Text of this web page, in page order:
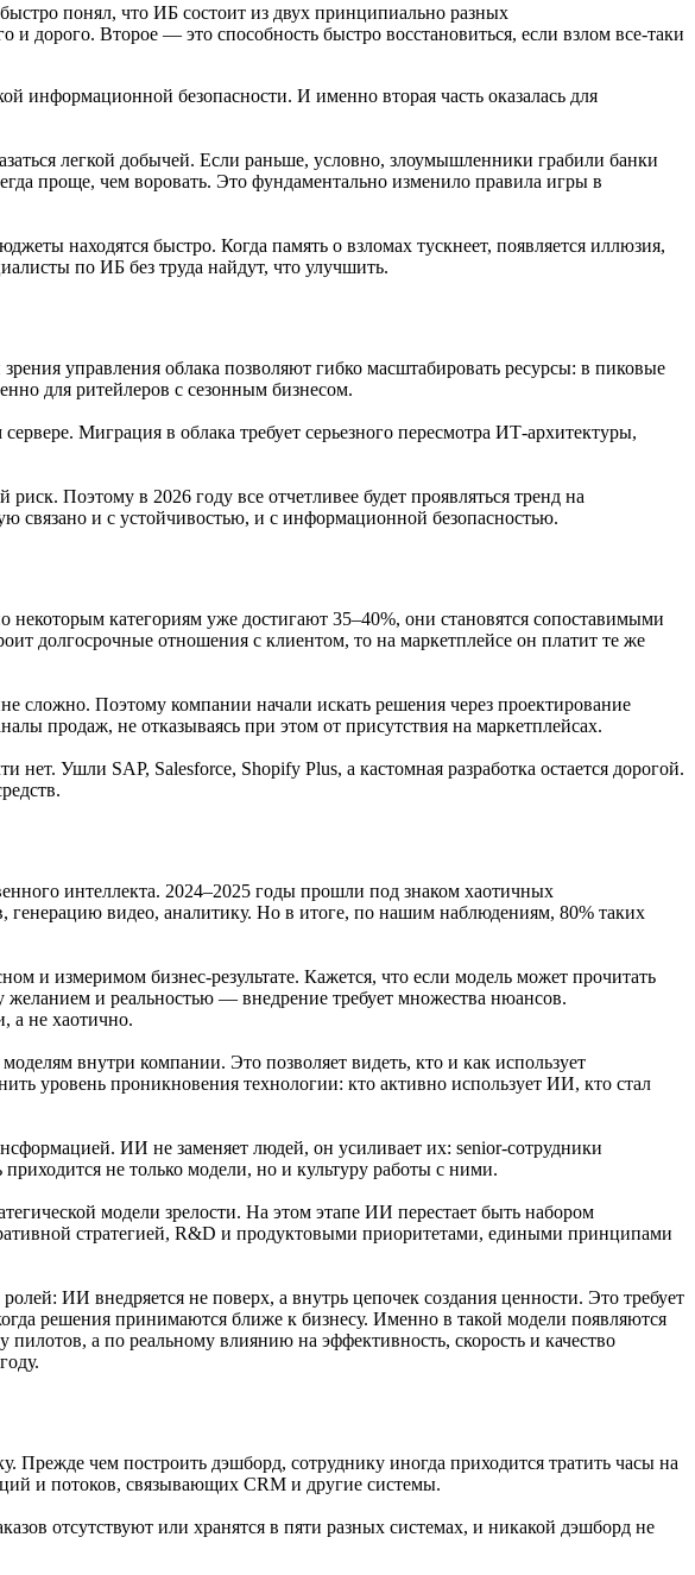
понял, что ИБ состоит из двух принципиально разных
дорого. Второе — это способность быстро восстановиться, если взлом все-таки
информационной безопасности. И именно вторая часть оказалась для
легкой добычей. Если раньше, условно, злоумышленники грабили банки
проще, чем воровать. Это фундаментально изменило правила игры в
находятся быстро. Когда память о взломах тускнеет, появляется иллюзия,
по ИБ без труда найдут, что улучшить.
управления облака позволяют гибко масштабировать ресурсы: в пиковые
для ритейлеров с сезонным бизнесом.
Миграция в облака требует серьезного пересмотра ИТ-архитектуры,
Поэтому в 2026 году все отчетливее будет проявляться тренд на
связано и с устойчивостью, и с информационной безопасностью.
некоторым категориям уже достигают 35–40%, они становятся сопоставимыми
долгосрочные отношения с клиентом, то на маркетплейсе он платит те же
сложно. Поэтому компании начали искать решения через проектирование
продаж, не отказываясь при этом от присутствия на маркетплейсах.
Ушли SAP, Salesforce, Shopify Plus, а кастомная разработка остается дорогой.
интеллекта. 2024–2025 годы прошли под знаком хаотичных
генерацию видео, аналитику. Но в итоге, по нашим наблюдениям, 80% таких
и измеримом бизнес-результате. Кажется, что если модель может прочитать
и реальностью — внедрение требует множества нюансов.
а не хаотично.
внутри компании. Это позволяет видеть, кто и как использует
уровень проникновения технологии: кто активно использует ИИ, кто стал
ИИ не заменяет людей, он усиливает их: senior-сотрудники
не только модели, но и культуру работы с ними.
модели зрелости. На этом этапе ИИ перестает быть набором
стратегией, R&D и продуктовыми приоритетами, едиными принципами
ИИ внедряется не поверх, а внутрь цепочек создания ценности. Это требует
решения принимаются ближе к бизнесу. Именно в такой модели появляются
а по реальному влиянию на эффективность, скорость и качество
чем построить дэшборд, сотруднику иногда приходится тратить часы на
и потоков, связывающих CRM и другие системы.
отсутствуют или хранятся в пяти разных системах, и никакой дэшборд не